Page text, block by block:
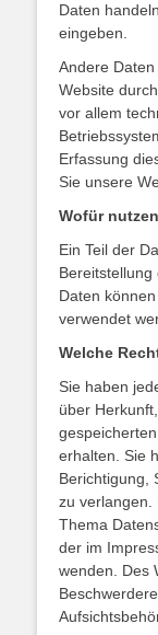
Daten
eingeben.
Andere
Website
vor allem
Erfassung
Sie unsere
Wofür
Ein Teil der
Bereitstellung
Daten
verwendet
Welche
Sie haben
über
erhalten. Sie
Berichtigung,
zu verlangen.
Thema
der im
wenden. Des